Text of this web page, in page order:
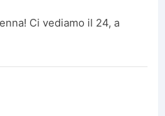
Ci vediamo il 24, a